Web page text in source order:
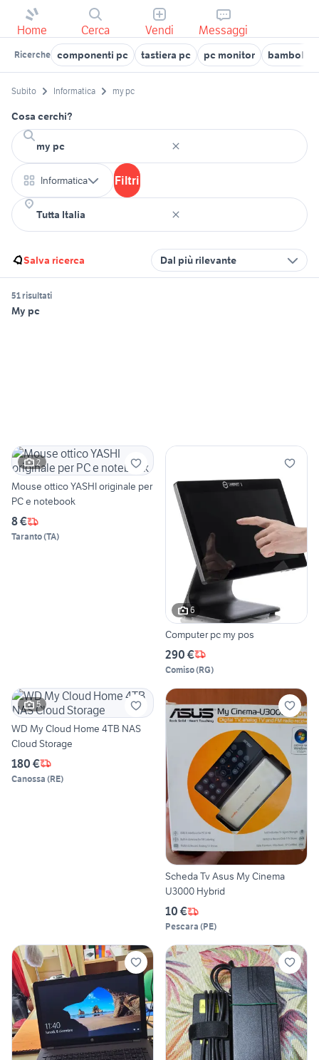
Home Cerca Vendi Messaggi
Ricerche componenti pc tastiera pc pc monitor bambole
Subito Informatica my pc
Cosa cerchi?
Informatica Filtri
Salva ricerca Dal più rilevante
51 risultati
My pc
2
Mouse ottico YASHI originale per
PC e notebook
8 €
Taranto(TA)
6
Computer pc my pos
290 €
Comiso(RG)
5
WD My Cloud Home 4TB NAS
Cloud Storage
180 €
Canossa (RE)
Scheda Tv Asus My Cinema
U3000 Hybrid
10 €
Pescara (PE)